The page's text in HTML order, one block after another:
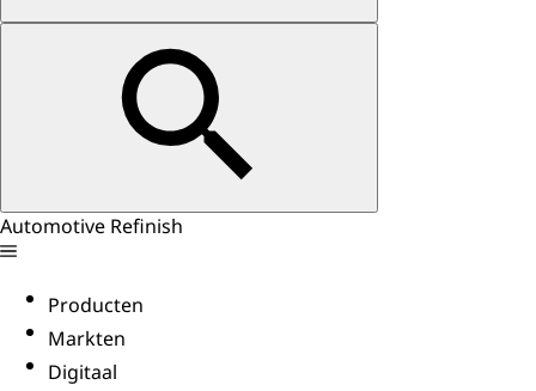
Automotive Refinish
Producten
Markten
Digitaal